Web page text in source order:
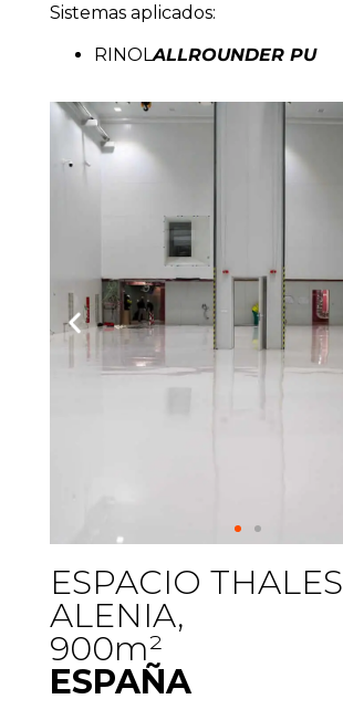
Sistemas aplicados:
RINOLALLROUNDER PU
ESPACIO THALES
ALENIA,
900m²
ESPAÑA